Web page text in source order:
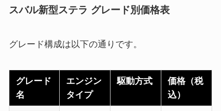
スバル新型ステラ グレード別価格表
グレード構成は以下の通りです。
グレード
名
エンジン
タイプ
駆動方式
価格（税
込）